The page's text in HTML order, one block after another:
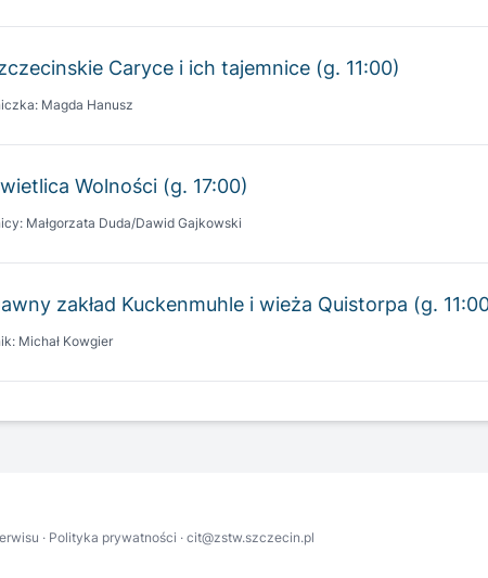
Magda Hanusz
Wolności (g. 17:00)
Małgorzata Duda/Dawid Gajkowski
zakład Kuckenmuhle i wieża Quistorpa (g. 11:00)
Michał Kowgier
· Polityka prywatności · cit@zstw.szczecin.pl